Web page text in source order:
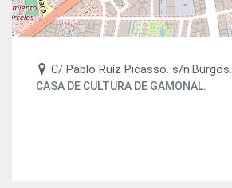
C/ Pablo Ruíz Picasso. s/n.Burgos.
CASA DE CULTURA DE GAMONAL.